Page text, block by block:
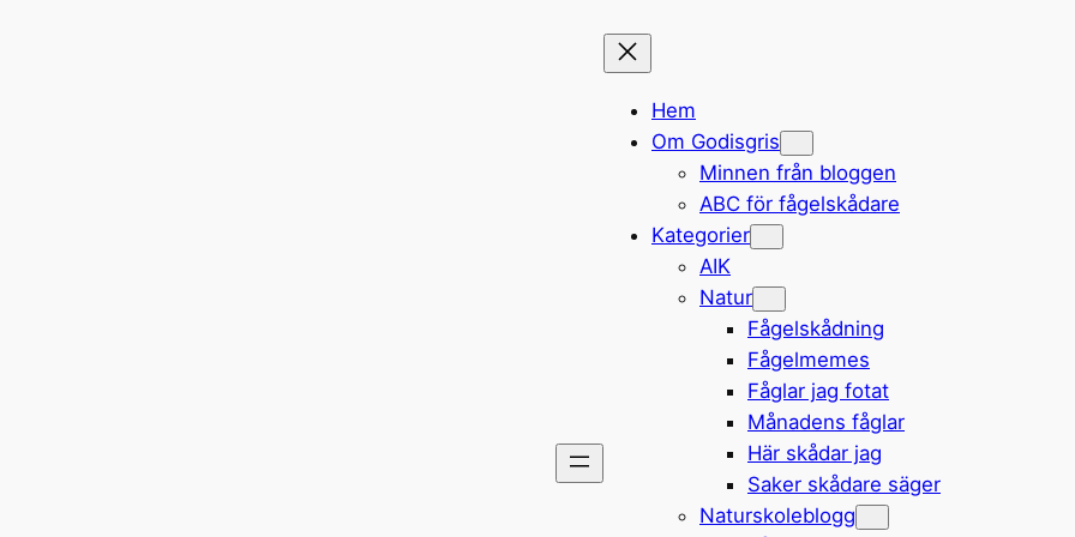
Hem
Om Godisgris
Minnen från bloggen
ABC för fågelskådare
Kategorier
AIK
Natur
Fågelskådning
Fågelmemes
Fåglar jag fotat
Månadens fåglar
Här skådar jag
Saker skådare säger
Naturskoleblogg